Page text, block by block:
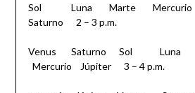
Sol Luna Marte Mercurio
Saturno 2 – 3 p.m.
Venus Saturno Sol Luna
Mercurio Júpiter 3 – 4 p.m.